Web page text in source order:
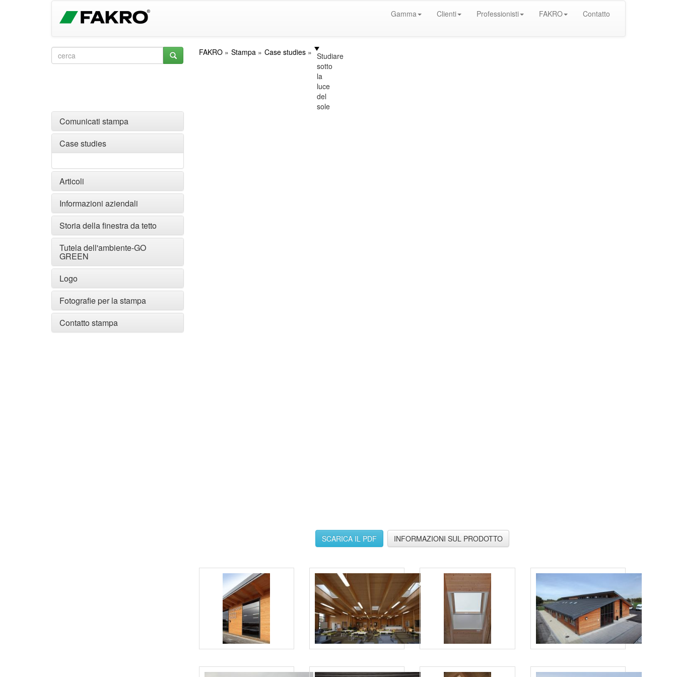
Gamma Clienti Professionisti FAKRO Contatto
FAKRO Stampa Case studies
Studiare
sotto
la
luce
del
sole
Comunicati stampa
Case studies
Articoli
Informazioni aziendali
Storia della finestra da tetto
Tutela dell'ambiente-GO
GREEN
Logo
Fotografie per la stampa
Contatto stampa
SCARICA IL PDF INFORMAZIONI SUL PRODOTTO